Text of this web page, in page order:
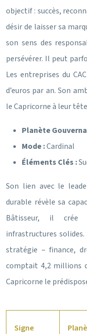
objectif : succès,
désir de laisser sa
son sens des
persévérer. Il peut
Les entreprises du
d’euros par an. Son
le Capricorne à leur
Planète
Mode :Cardinal
Éléments Clés :
Son lien avec le
durable révèle sa
Bâtisseur, il crée
infrastructures
stratégie – finance,
comptait 4,2 millions
Capricorne le
Signe